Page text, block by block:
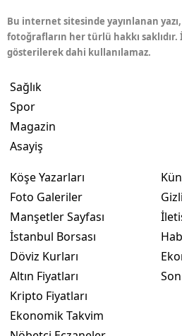
Bu internet sitesinde yayınlanan
fotoğrafların her türlü hakkı
gösterilerek dahi kullanılamaz.
Sağlık
Spor
Magazin
Asayiş
Köşe Yazarları
Foto Galeriler
Manşetler Sayfası
İstanbul Borsası
Döviz Kurları
Altın Fiyatları
Kripto Fiyatları
Ekonomik Takvim